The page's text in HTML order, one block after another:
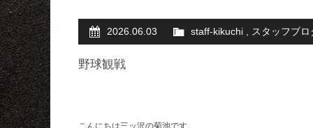
2026.06.03 staff-kikuchi スタッフブロ
野球観戦
こんにちは三ッ沢の菊池です。